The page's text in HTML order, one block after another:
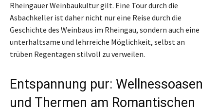
Rheingauer Weinbaukultur gilt. Eine Tour durch die
Asbachkeller ist daher nicht nur eine Reise durch die
Geschichte des Weinbaus im Rheingau, sondern auch eine
unterhaltsame und lehrreiche Möglichkeit, selbst an
trüben Regentagen stilvoll zu verweilen.
Entspannung pur: Wellnessoasen
und Thermen am Romantischen